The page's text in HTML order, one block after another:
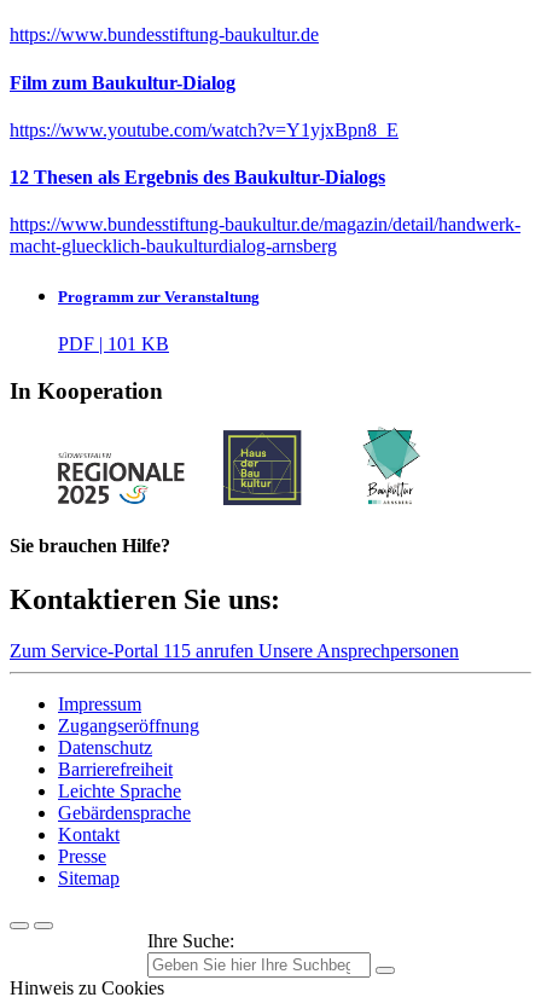
https://www.bundesstiftung-baukultur.de
Film zum Baukultur-Dialog
https://www.youtube.com/watch?v=Y1yjxBpn8_E
12 Thesen als Ergebnis des Baukultur-Dialogs
https://www.bundesstiftung-baukultur.de/magazin/detail/handwerk-
macht-gluecklich-baukulturdialog-arnsberg
Programm zur Veranstaltung
PDF | 101 KB
In Kooperation
Sie brauchen Hilfe?
Kontaktieren Sie uns:
Zum Service-Portal 115 anrufen Unsere Ansprechpersonen
Impressum
Zugangseröffnung
Datenschutz
Barrierefreiheit
Leichte Sprache
Gebärdensprache
Kontakt
Presse
Sitemap
Ihre Suche:
Hinweis zu Cookies